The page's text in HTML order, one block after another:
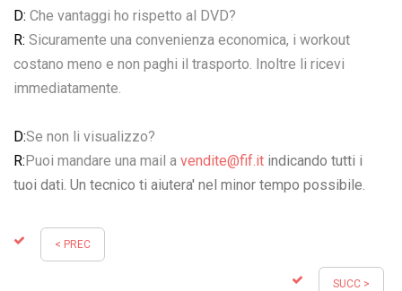
D: Che vantaggi ho rispetto al DVD?
R: Sicuramente una convenienza economica, i workout
costano meno e non paghi il trasporto. Inoltre li ricevi
immediatamente.
D:Se non li visualizzo?
R:Puoi mandare una mail a vendite@fif.it indicando tutti i
tuoi dati. Un tecnico ti aiutera' nel minor tempo possibile.
< PREC
SUCC >